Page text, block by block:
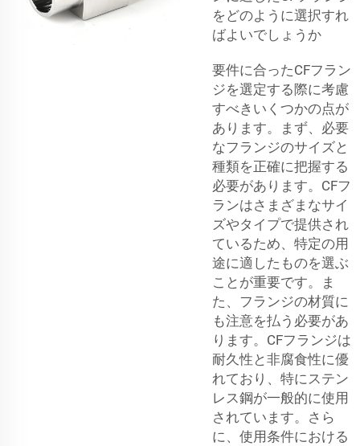
をどのように選択すれ
ばよいでしょうか
要件に合ったCFフラン
ジを選定する際に考慮
すべきいくつかの点が
あります。まず、必要
なフランジのサイズと
種類を正確に把握する
必要があります。CFフ
ランはさまざまなサイ
ズやタイプで提供され
ているため、特定の用
途に適したものを選ぶ
ことが重要です。ま
た、フランジの材質に
も注意を払う必要があ
ります。CFフランジは
耐久性と非腐食性に優
れており、特にステン
レス鋼が一般的に使用
されています。さら
に、使用条件における